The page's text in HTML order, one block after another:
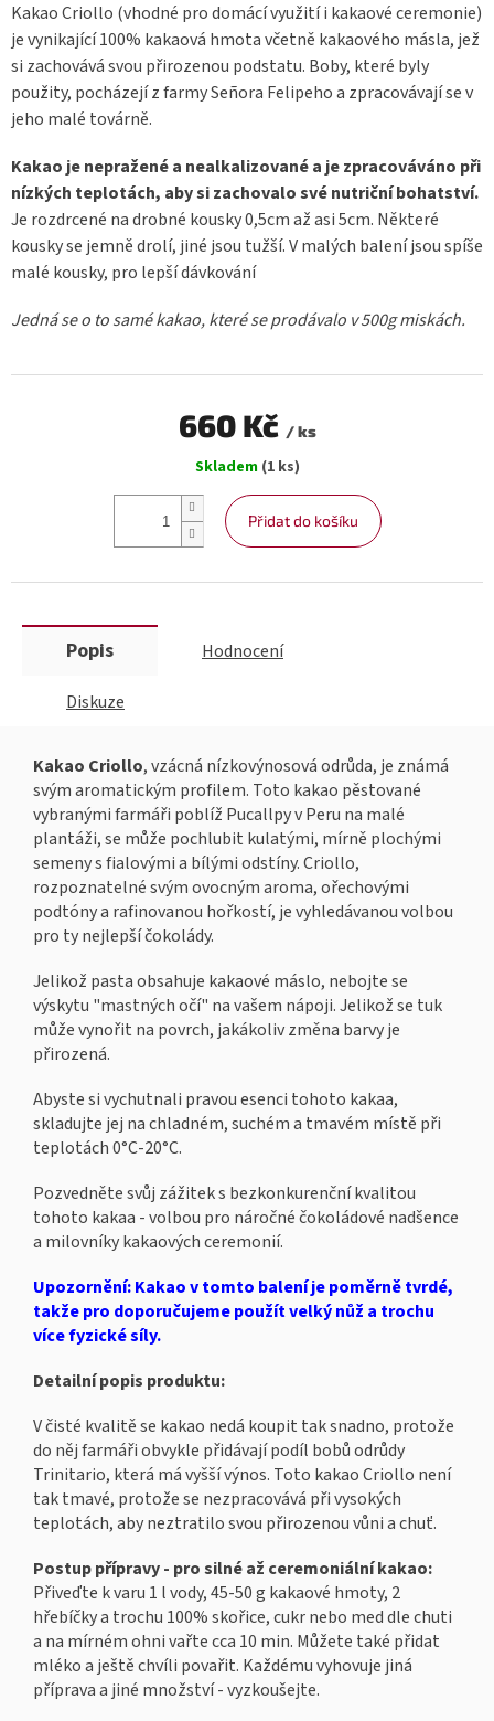
Kakao Criollo (vhodné pro domácí využití i kakaové ceremonie)
je vynikající 100% kakaová hmota včetně kakaového másla, jež
si zachovává svou přirozenou podstatu. Boby, které byly
použity, pocházejí z farmy Señora Felipeho a zpracovávají se v
jeho malé továrně.
Kakao je nepražené a nealkalizované a je zpracováváno při
nízkých teplotách, aby si zachovalo své nutriční bohatství.
Je rozdrcené na drobné kousky 0,5cm až asi 5cm. Některé
kousky se jemně drolí, jiné jsou tužší. V malých balení jsou spíše
malé kousky, pro lepší dávkování
Jedná se o to samé kakao, které se prodávalo v 500g miskách.
660 Kč / ks
cena:
Skladem (1 ks)
Přidat do košíku
Popis Hodnocení
Diskuze
Kakao Criollo, vzácná nízkovýnosová odrůda, je známá
svým aromatickým profilem. Toto kakao pěstované
vybranými farmáři poblíž Pucallpy v Peru na malé
plantáži, se může pochlubit kulatými, mírně plochými
semeny s fialovými a bílými odstíny. Criollo,
rozpoznatelné svým ovocným aroma, ořechovými
podtóny a rafinovanou hořkostí, je vyhledávanou volbou
pro ty nejlepší čokolády.
Jelikož pasta obsahuje kakaové máslo, nebojte se
výskytu "mastných očí" na vašem nápoji. Jelikož se tuk
může vynořit na povrch, jakákoliv změna barvy je
přirozená.
Abyste si vychutnali pravou esenci tohoto kakaa,
skladujte jej na chladném, suchém a tmavém místě při
teplotách 0°C-20°C.
Pozvedněte svůj zážitek s bezkonkurenční kvalitou
tohoto kakaa - volbou pro náročné čokoládové nadšence
a milovníky kakaových ceremonií.
Upozornění: Kakao v tomto balení je poměrně tvrdé,
takže pro doporučujeme použít velký nůž a trochu
více fyzické síly.
Detailní popis produktu:
V čisté kvalitě se kakao nedá koupit tak snadno, protože
do něj farmáři obvykle přidávají podíl bobů odrůdy
Trinitario, která má vyšší výnos. Toto kakao Criollo není
tak tmavé, protože se nezpracovává při vysokých
teplotách, aby neztratilo svou přirozenou vůni a chuť.
Postup přípravy - pro silné až ceremoniální kakao:
Přiveďte k varu 1 l vody, 45-50 g kakaové hmoty, 2
hřebíčky a trochu 100% skořice, cukr nebo med dle chuti
a na mírném ohni vařte cca 10 min. Můžete také přidat
mléko a ještě chvíli povařit. Každému vyhovuje jiná
příprava a jiné množství - vyzkoušejte.